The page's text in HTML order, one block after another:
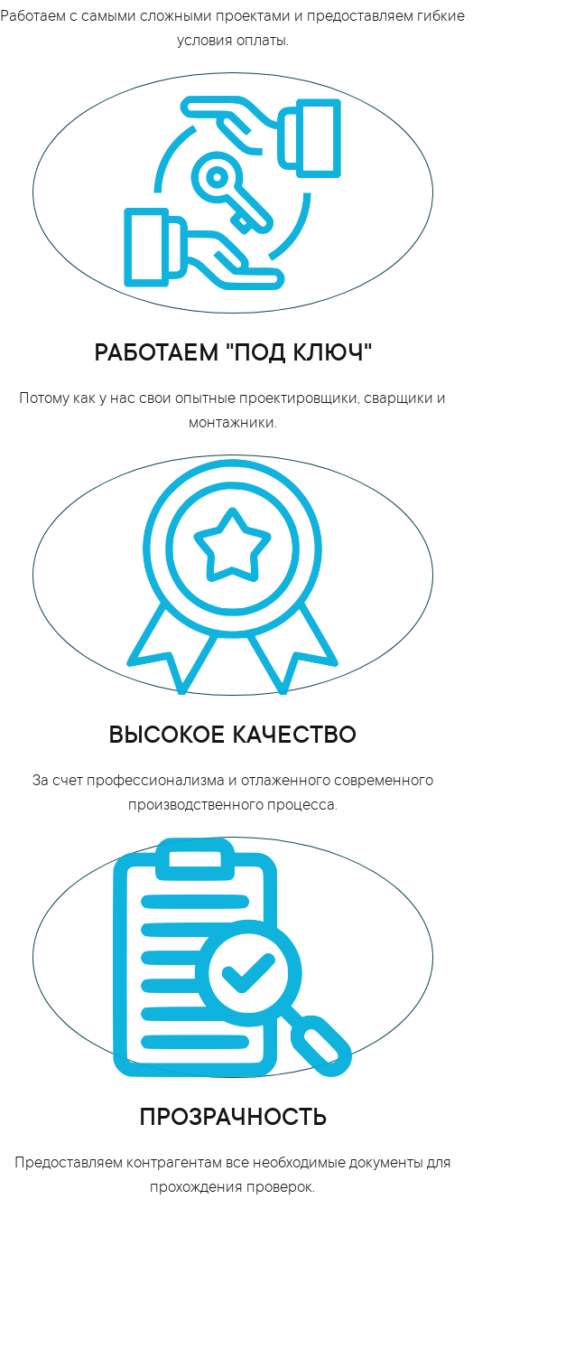
Работаем с самыми сложными проектами и предоставляем гибкие
условия оплаты.
РАБОТАЕМ "ПОД КЛЮЧ"
Потому как у нас свои опытные проектировщики, сварщики и
монтажники.
ВЫСОКОЕ КАЧЕСТВО
За счет профессионализма и отлаженного современного
производственного процесса.
ПРОЗРАЧНОСТЬ
Предоставляем контрагентам все необходимые документы для
прохождения проверок.